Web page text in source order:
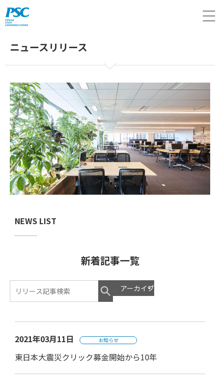
ニュースリリース
NEWS LIST
新着記事一覧
2021年03月11日 お知らせ
東日本大震災クリック募金開始から10年